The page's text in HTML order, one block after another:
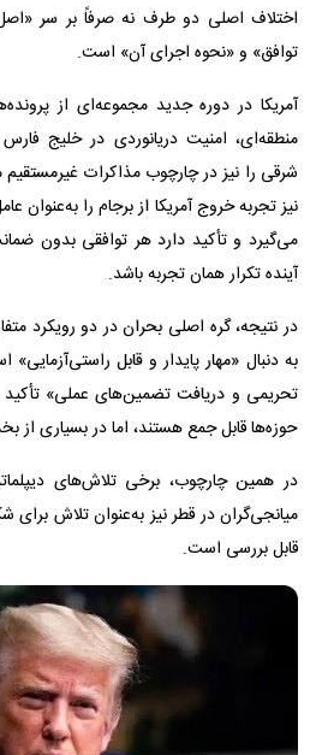
اختلاف اصلی دو طرف نه صرفاً بر سر «اصل
توافق» و «نحوه اجرای آن» است.
آمریکا در دوره جدید مجموعه‌ای از
منطقه‌ای، امنیت دریانوردی در خلیج
شرقی را نیز در چارچوب مذاکرات
نیز تجربه خروج آمریکا از برجام را به‌عنوان
می‌گیرد و تأکید دارد هر توافقی بدون
آینده تکرار همان تجربه باشد.
در نتیجه، گره اصلی بحران در دو رویکرد
به دنبال «مهار پایدار و قابل
تحریمی و دریافت تضمین‌های عملی»
حوزه‌ها قابل جمع هستند، اما در بسیاری از
در همین چارچوب، برخی تلاش‌های
میانجی‌گران در قطر نیز به‌عنوان تلاش
قابل بررسی است.